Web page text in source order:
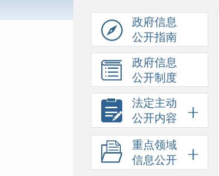
政府信息
公开指南
政府信息
公开制度
法定主动
公开内容
重点领域
信息公开